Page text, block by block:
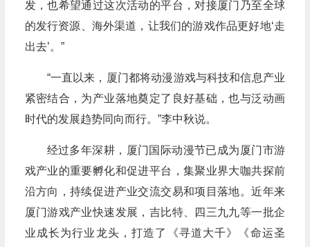
发，也希望通过这次活动的平台，对接厦门乃至全球
的发行资源、海外渠道，让我们的游戏作品更好地‘走
出去’。”
“一直以来，厦门都将动漫游戏与科技和信息产业
紧密结合，为产业落地奠定了良好基础，也与泛动画
时代的发展趋势同向而行。”李中秋说。
经过多年深耕，厦门国际动漫节已成为厦门市游
戏产业的重要孵化和促进平台，集聚业界大咖共探前
沿方向，持续促进产业交流交易和项目落地。近年来
厦门游戏产业快速发展，吉比特、四三九九等一批企
业成长为行业龙头，打造了《寻道大千》《命运圣